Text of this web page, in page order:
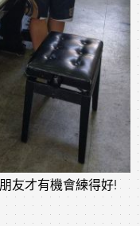
友才有機會練得好!